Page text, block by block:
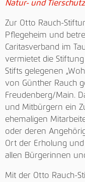
Natur- und
Zur Otto Rauch-
Pflegeheim und
Caritasverband im
vermietet die
Stifts gelegenen
von Günther Rauch
Freudenberg/Main.
und Mitbürgern ein
ehemaligen
oder deren
Ort der Erholung
allen Bürgerinnen
Mit der Otto Rauch-